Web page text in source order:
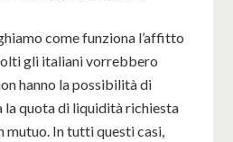
come funziona l’affitto
gli italiani vorrebbero
hanno la possibilità di
la quota di liquidità richiesta
mutuo. In tutti questi casi,